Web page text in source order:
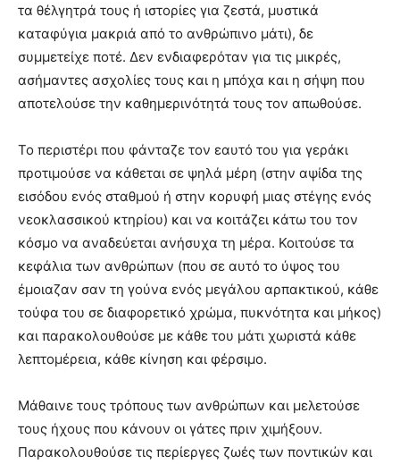
τα θέλγητρά τους ή ιστορίες για ζεστά, μυστικά
καταφύγια μακριά από το ανθρώπινο μάτι), δε
συμμετείχε ποτέ. Δεν ενδιαφερόταν για τις μικρές,
ασήμαντες ασχολίες τους και η μπόχα και η σήψη που
αποτελούσε την καθημερινότητά τους τον απωθούσε.
Το περιστέρι που φάνταζε τον εαυτό του για γεράκι
προτιμούσε να κάθεται σε ψηλά μέρη (στην αψίδα της
εισόδου ενός σταθμού ή στην κορυφή μιας στέγης ενός
νεοκλασσικού κτηρίου) και να κοιτάζει κάτω του τον
κόσμο να αναδεύεται ανήσυχα τη μέρα. Κοιτούσε τα
κεφάλια των ανθρώπων (που σε αυτό το ύψος του
έμοιαζαν σαν τη γούνα ενός μεγάλου αρπακτικού, κάθε
τούφα του σε διαφορετικό χρώμα, πυκνότητα και μήκος)
και παρακολουθούσε με κάθε του μάτι χωριστά κάθε
λεπτομέρεια, κάθε κίνηση και φέρσιμο.
Μάθαινε τους τρόπους των ανθρώπων και μελετούσε
τους ήχους που κάνουν οι γάτες πριν χιμήξουν.
Παρακολουθούσε τις περίεργες ζωές των ποντικών και